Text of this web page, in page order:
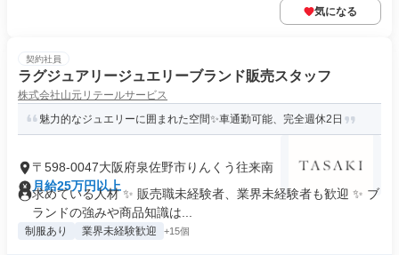
気になる
契約社員
ラグジュアリージュエリーブランド販売スタッフ
株式会社山元リテールサービス
魅力的なジュエリーに囲まれた空間✨車通勤可能、完全週休2日
〒598-0047大阪府泉佐野市りんくう往来南
月給25万円以上
求めている人材 ✨ 販売職未経験者、業界未経験者も歓迎 ✨ ブ
ランドの強みや商品知識は...
制服あり 業界未経験歓迎 +15個